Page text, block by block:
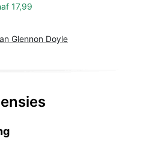
17,99
Glennon Doyle